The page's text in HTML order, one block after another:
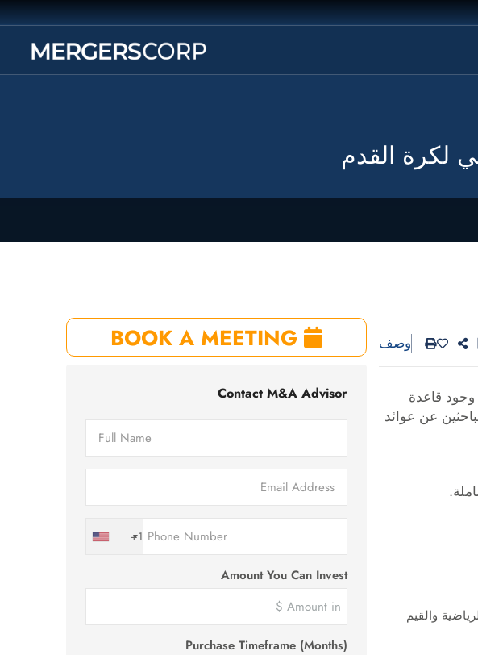
لكرة القدم
وصف
قاعدة
عن عوائد
والقيم
BOOK A MEETING
Contact M&A Advisor
+1
Amount You Can Invest
Purchase Timeframe (Months)